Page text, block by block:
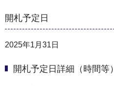
開札予定日
2025年1月31日
開札予定日詳細（時間等）